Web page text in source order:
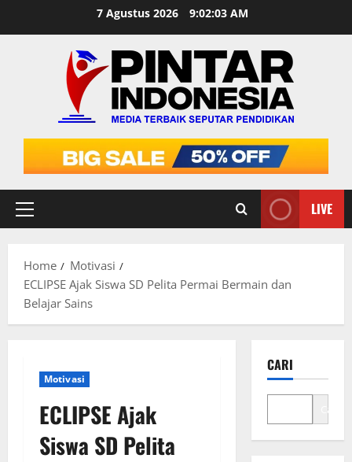
7 Agustus 2026 9:02:04 AM
Primary
LIVE
Home
Motivasi
ECLIPSE Ajak Siswa SD Pelita Permai Bermain dan
Belajar Sains
Motivasi
ECLIPSE Ajak
Siswa SD Pelita
CARI
Cari